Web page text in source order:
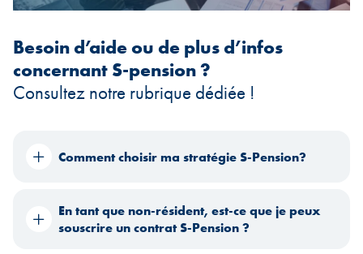
Besoin d’aide ou de plus d’infos
concernant S-pension ?
Consultez notre rubrique dédiée !
Comment choisir ma stratégie S-Pension?
En tant que non-résident, est-ce que je peux
souscrire un contrat S-Pension ?